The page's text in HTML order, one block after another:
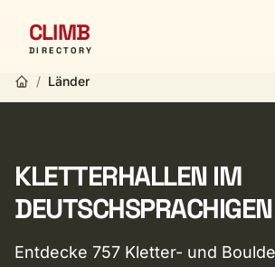
CLIMB
DIRECTORY
/ Länder
KLETTERHALLEN IM
Entdecke 757 Kletter- und